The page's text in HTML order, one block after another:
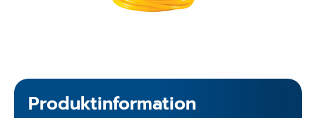
Produktinformation